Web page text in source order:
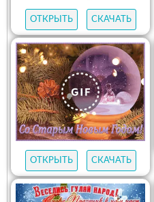
ОТКРЫТЬ СКАЧАТЬ
ОТКРЫТЬ СКАЧАТЬ